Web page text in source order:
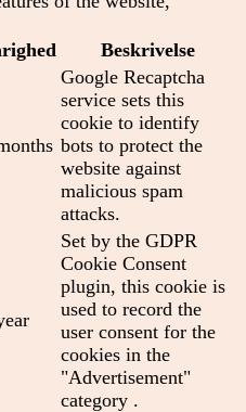
Beskrivelse
Google Recaptcha
service sets this
cookie to identify
bots to protect the
website against
malicious spam
attacks.
Set by the GDPR
Cookie Consent
plugin, this cookie is
used to record the
user consent for the
cookies in the
"Advertisement"
category .